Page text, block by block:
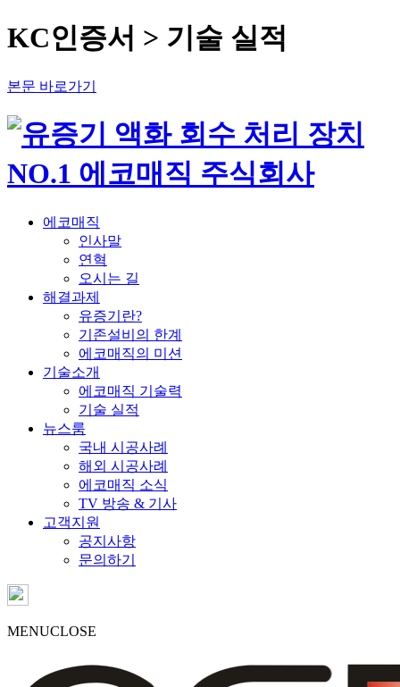
KC인증서 > 기술 실적
본문 바로가기
에코매직
인사말
연혁
오시는 길
해결과제
유증기란?
기존설비의 한계
에코매직의 미션
기술소개
에코매직 기술력
기술 실적
뉴스룸
국내 시공사례
해외 시공사례
에코매직 소식
TV 방송 & 기사
고객지원
공지사항
문의하기
MENUCLOSE